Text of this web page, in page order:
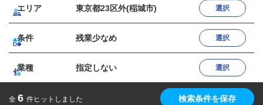
エリア 東京都23区外(稲城市) 選択
条件 残業少なめ 選択
業種 指定しない 選択
全 6 件ヒットしました 検索条件を保存